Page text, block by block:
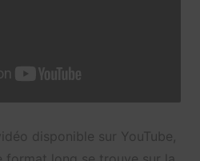
disponible sur YouTube,